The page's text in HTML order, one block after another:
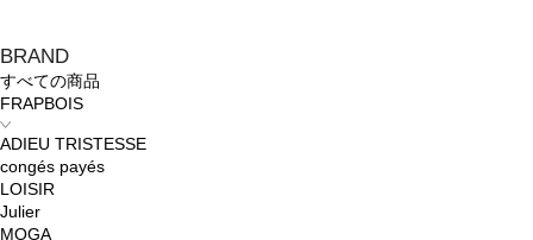
BRAND
すべての商品
FRAPBOIS
ADIEU TRISTESSE
congés payés
LOISIR
Julier
MOGA